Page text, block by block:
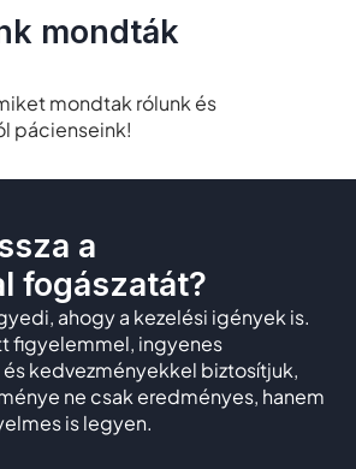
mondták
mondtak rólunk és
pácienseink!
a
fogászatát?
ahogy a kezelési igények is.
figyelemmel, ingyenes
kedvezményekkel biztosítjuk,
ne csak eredményes, hanem
is legyen.